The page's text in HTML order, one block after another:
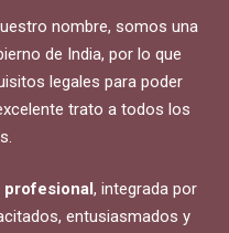
nombre, somos una
de India, por lo que
legales para poder
trato a todos los
profesional , integrada por
entusiasmados y